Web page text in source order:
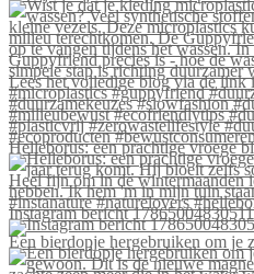
Helleborus: een prachtige vroege
Instagram bericht
Een bierdopje hergebruiken om je